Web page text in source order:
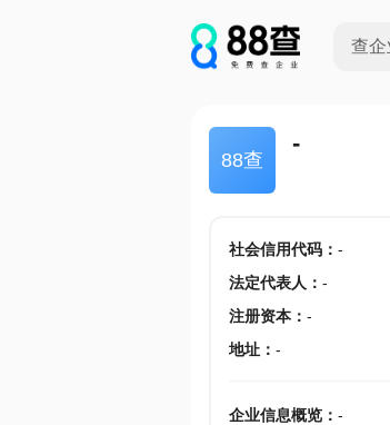
查企
88查
-
社会信用代码： -
法定代表人 ： -
注册资本： -
地址： -
企业信息概览： -